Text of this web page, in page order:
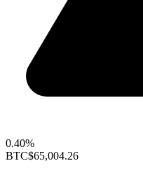
0.40%
BTC$65,004.26